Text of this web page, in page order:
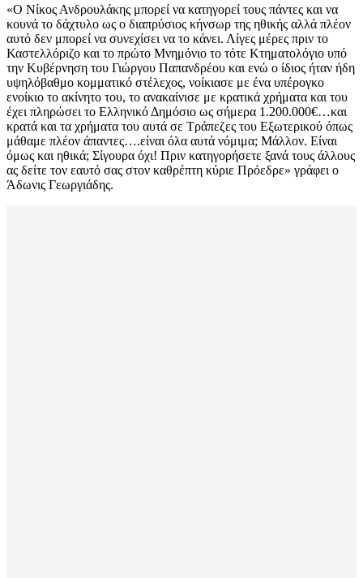
«Ο Νίκος Ανδρουλάκης μπορεί να κατηγορεί τους πάντες και να
κουνά το δάχτυλο ως ο διαπρύσιος κήνσωρ της ηθικής αλλά πλέον
αυτό δεν μπορεί να συνεχίσει να το κάνει. Λίγες μέρες πριν το
Καστελλόριζο και το πρώτο Μνημόνιο το τότε Κτηματολόγιο υπό
την Κυβέρνηση του Γιώργου Παπανδρέου και ενώ ο ίδιος ήταν ήδη
υψηλόβαθμο κομματικό στέλεχος, νοίκιασε με ένα υπέρογκο
ενοίκιο το ακίνητο του, το ανακαίνισε με κρατικά χρήματα και του
έχει πληρώσει το Ελληνικό Δημόσιο ως σήμερα 1.200.000€…και
κρατά και τα χρήματα του αυτά σε Τράπεζες του Εξωτερικού όπως
μάθαμε πλέον άπαντες….είναι όλα αυτά νόμιμα; Μάλλον. Είναι
όμως και ηθικά; Σίγουρα όχι! Πριν κατηγορήσετε ξανά τους άλλους
ας δείτε τον εαυτό σας στον καθρέπτη κύριε Πρόεδρε» γράφει ο
Άδωνις Γεωργιάδης.